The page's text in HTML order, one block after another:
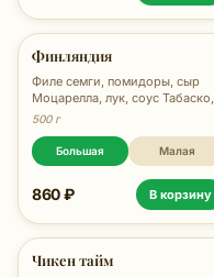
Финляндия
Филе семги, помидоры, сыр
Моцарелла, лук, соус Табаско,
соус Ранч, орегано, 500 гр.
500 г
Большая Малая
860 ₽ В корзину
Чикен тайм